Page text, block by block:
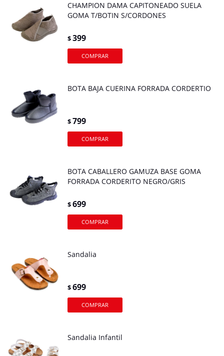
CHAMPION DAMA CAPITONEADO SUELA
GOMA T/BOTIN S/CORDONES
$399
BOTA BAJA CUERINA FORRADA CORDERTIO
$799
BOTA CABALLERO GAMUZA BASE GOMA
FORRADA CORDERITO NEGRO/GRIS
$699
Sandalia
$699
Sandalia Infantil